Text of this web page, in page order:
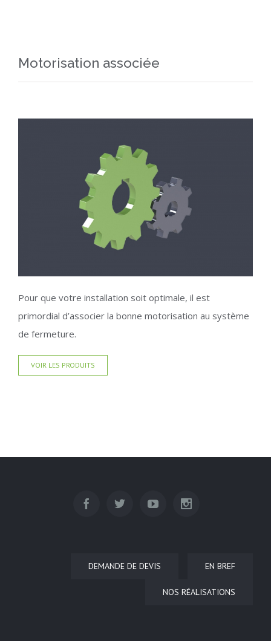
Motorisation associée
Pour que votre installation soit optimale, il est
primordial d’associer la bonne motorisation au système
de fermeture.
VOIR LES PRODUITS
EN BREF
DEMANDE DE DEVIS
NOS RÉALISATIONS